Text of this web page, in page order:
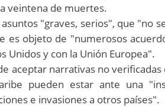
veintena de muertes.
"graves, serios", que "no
es objeto de "numerosos
Unidos y con la Unión Europea".
aceptar narrativas no
pueden estar ante una
e invasiones a otros países".